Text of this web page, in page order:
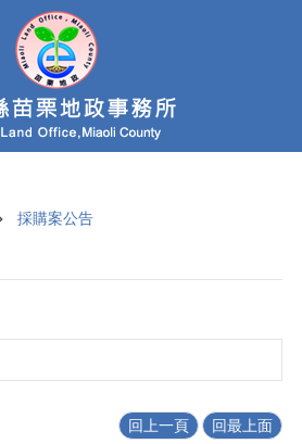
採購案公告
回上一頁 回最上面